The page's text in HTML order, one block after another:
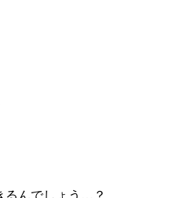
るんでしょう…？